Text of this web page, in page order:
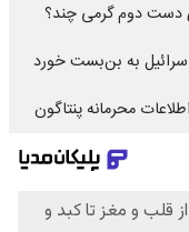
به بن‌بست خورد
محرمانه پنتاگون